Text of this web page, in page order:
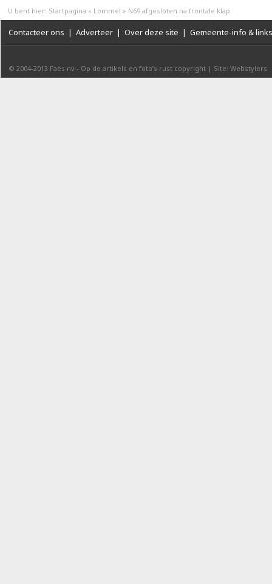
U bent hier: Startpagina » Lommel » N69 afgesloten na frontale klap
Contacteer ons | Adverteer | Over deze site | Gemeente-info & links
© 2004-2013 Faes nv - Op de artikels en foto’s rust copyright | Site: Webstylers